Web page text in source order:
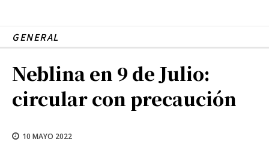
GENERAL
Neblina en 9 de Julio:
circular con precaución
10 MAYO 2022